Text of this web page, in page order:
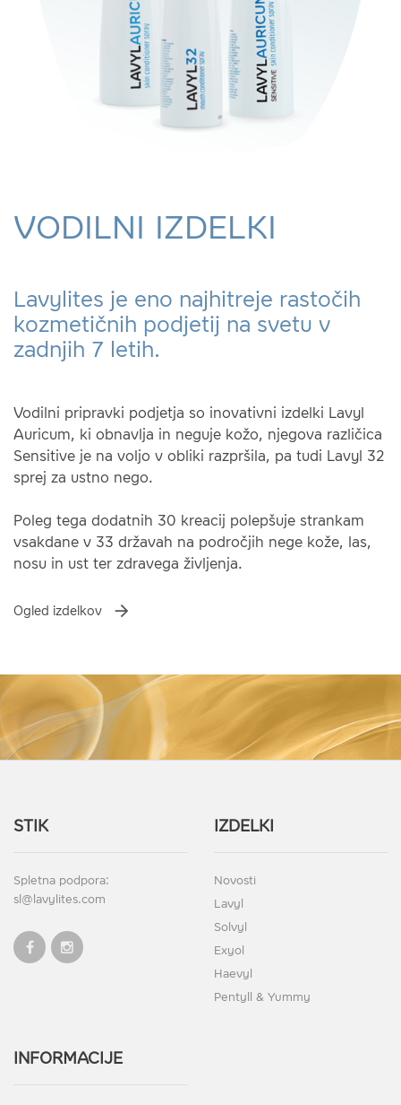
VODILNI IZDELKI
Lavylites je eno najhitreje rastočih
kozmetičnih podjetij na svetu v
zadnjih 7 letih.
Vodilni pripravki podjetja so inovativni izdelki Lavyl
Auricum, ki obnavlja in neguje kožo, njegova različica
Sensitive je na voljo v obliki razpršila, pa tudi Lavyl 32
sprej za ustno nego.
Poleg tega dodatnih 30 kreacij polepšuje strankam
vsakdane v 33 državah na področjih nege kože, las,
nosu in ust ter zdravega življenja.
Ogled izdelkov
STIK
Spletna podpora:
sl@lavylites.com
IZDELKI
Novosti
Lavyl
Solvyl
Exyol
Haevyl
Pentyll & Yummy
INFORMACIJE